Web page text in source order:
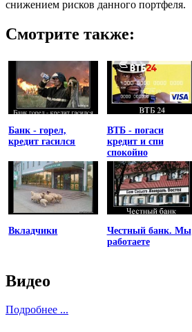
снижением рисков данного портфеля.
Смотрите также:
Банк - горел,
кредит гасился
ВТБ - погаси
кредит и спи
спокойно
Вкладчики
Честный банк. Мы
работаете
Видео
Подробнее ...